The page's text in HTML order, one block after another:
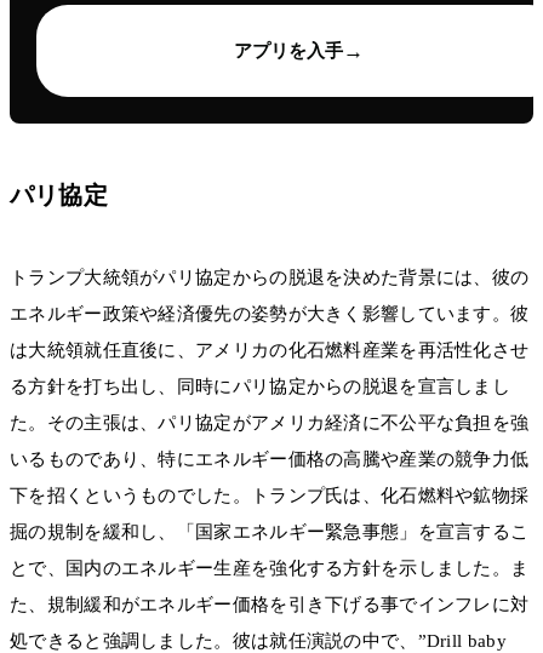
アプリを入手→
パリ協定
トランプ大統領がパリ協定からの脱退を決めた背景には、彼の
エネルギー政策や経済優先の姿勢が大きく影響しています。彼
は大統領就任直後に、アメリカの化石燃料産業を再活性化させ
る方針を打ち出し、同時にパリ協定からの脱退を宣言しまし
た。その主張は、パリ協定がアメリカ経済に不公平な負担を強
いるものであり、特にエネルギー価格の高騰や産業の競争力低
下を招くというものでした。トランプ氏は、化石燃料や鉱物採
掘の規制を緩和し、「国家エネルギー緊急事態」を宣言するこ
とで、国内のエネルギー生産を強化する方針を示しました。ま
た、規制緩和がエネルギー価格を引き下げる事でインフレに対
処できると強調しました。彼は就任演説の中で、”Drill baby